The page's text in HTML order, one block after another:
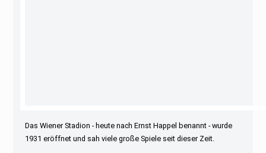
Das Wiener Stadion - heute nach Ernst Happel benannt - wurde
1931 eröffnet und sah viele große Spiele seit dieser Zeit.